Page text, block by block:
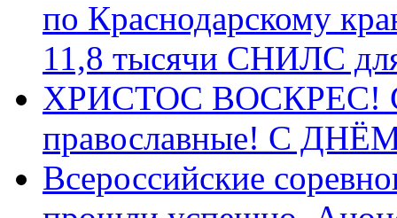
по Краснодарскому
11,8 тысячи СНИЛС
ХРИСТОС ВОСКРЕС! С
православные! C
Всероссийские